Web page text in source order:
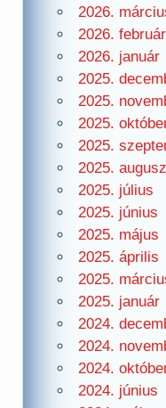
2026.
2026. február
2026. január
2025.
2025.
2025.
2025.
2025.
2025. július
2025. június
2025. május
2025. április
2025.
2025. január
2024.
2024.
2024.
2024. június